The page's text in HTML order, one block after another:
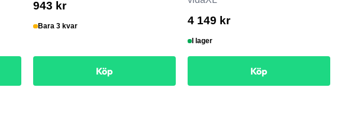
943 kr
Bara 3 kvar
Köp
4 149 kr
I lager
Köp